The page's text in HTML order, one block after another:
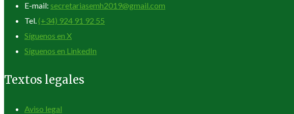
E-mail: secretariasemh2019@gmail.com
Tel. (+34) 924 91 92 55
Síguenos en X
Síguenos en LinkedIn
Textos legales
Aviso legal